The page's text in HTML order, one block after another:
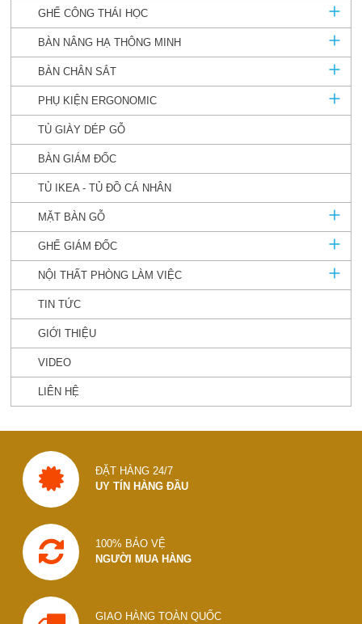
GHẾ CÔNG THÁI HỌC
BÀN NÂNG HẠ THÔNG MINH
BÀN CHÂN SẮT
PHỤ KIỆN ERGONOMIC
TỦ GIÀY DÉP GỖ
BÀN GIÁM ĐỐC
TỦ IKEA - TỦ ĐỒ CÁ NHÂN
MẶT BÀN GỖ
GHẾ GIÁM ĐỐC
NỘI THẤT PHÒNG LÀM VIỆC
TIN TỨC
GIỚI THIỆU
VIDEO
LIÊN HỆ
ĐẶT HÀNG 24/7
UY TÍN HÀNG ĐẦU
100% BẢO VỆ
NGƯỜI MUA HÀNG
GIAO HÀNG TOÀN QUỐC